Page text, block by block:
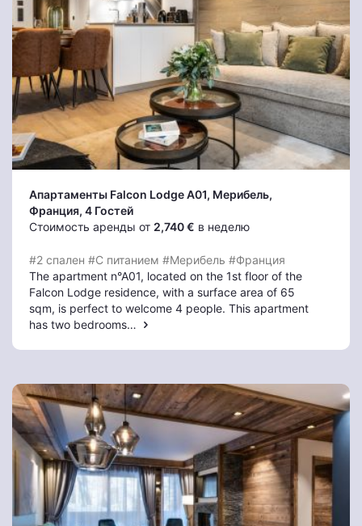
Апартаменты Falcon Lodge A01, Мерибель,
Франция, 4 Гостей
Стоимость аренды от 2,740 € в неделю
#2 спален #С питанием #Мерибель #Франция
The apartment n°A01, located on the 1st floor of the
Falcon Lodge residence, with a surface area of 65
sqm, is perfect to welcome 4 people. This apartment
has two bedrooms…